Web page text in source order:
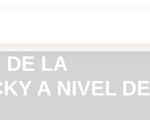
DE LA
A NIVEL DE